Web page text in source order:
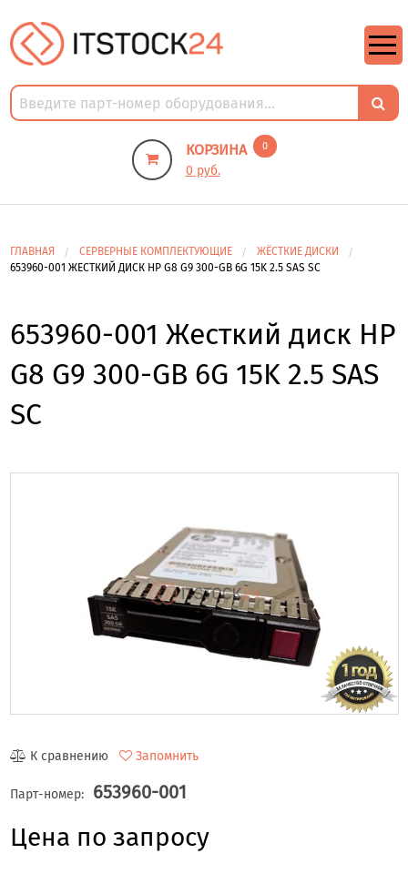
КОРЗИНА 0
0 руб.
ГЛАВНАЯ СЕРВЕРНЫЕ КОМПЛЕКТУЮЩИЕ
ЖЁСТКИЕ ДИСКИ
653960-001 ЖЕСТКИЙ ДИСК HP G8 G9 300-GB 6G 15K 2.5 SAS SC
653960-001 Жесткий диск HP
G8 G9 300-GB 6G 15K 2.5 SAS
SC
К сравнению Запомнить
Парт-номер: 653960-001
Цена по запросу